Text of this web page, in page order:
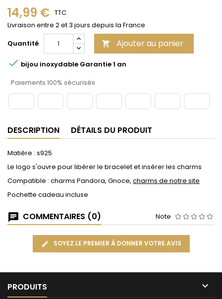
14,99 € TTC
Livraison entre 2 et 3 jours depuis la France
Quantité
 Ajouter au panier
 bijou inoxydable Garantie 1 an
Paiements 100% sécurisés
DESCRIPTION DÉTAILS DU PRODUIT
Matière : s925
Le logo s'ouvre pour libérer le bracelet et insérer les charms
Compatible : charms Pandora, Gnoce, charms de notre site
Pochette cadeau incluse
COMMENTAIRES (0) Note
SOYEZ LE PREMIER À DONNER VOTRE AVIS
PRODUITS 